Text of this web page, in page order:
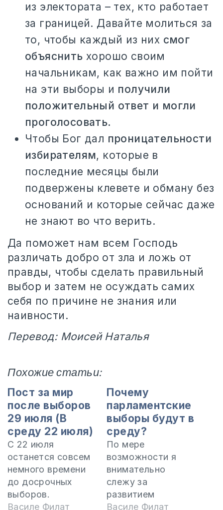
из электората – тех, кто работает
за границей. Давайте молиться за
то, чтобы каждый из них смог
объяснить хорошо своим
начальникам, как важно им пойти
на эти выборы и получили
положительный ответ и могли
проголосовать.
Чтобы Бог дал проницательности
избирателям, которые в
последние месяцы были
подвержены клевете и обману без
оснований и которые сейчас даже
не знают во что верить.
Да поможет нам всем Господь
различать добро от зла и ложь от
правды, чтобы сделать правильный
выбор и затем не осуждать самих
себя по причине не знания или
наивности.
Перевод: Моисей Наталья
Похожие статьи:
Пост за мир
после выборов
29 июля (В
среду 22 июля)
С 22 июля
останется совсем
немного времени
до досрочных
выборов.
Политическое
Василе Филат
Почему
парламентские
выборы будут в
среду?
По мере
возможности я
внимательно
слежу за
развитием
политических
Василе Филат